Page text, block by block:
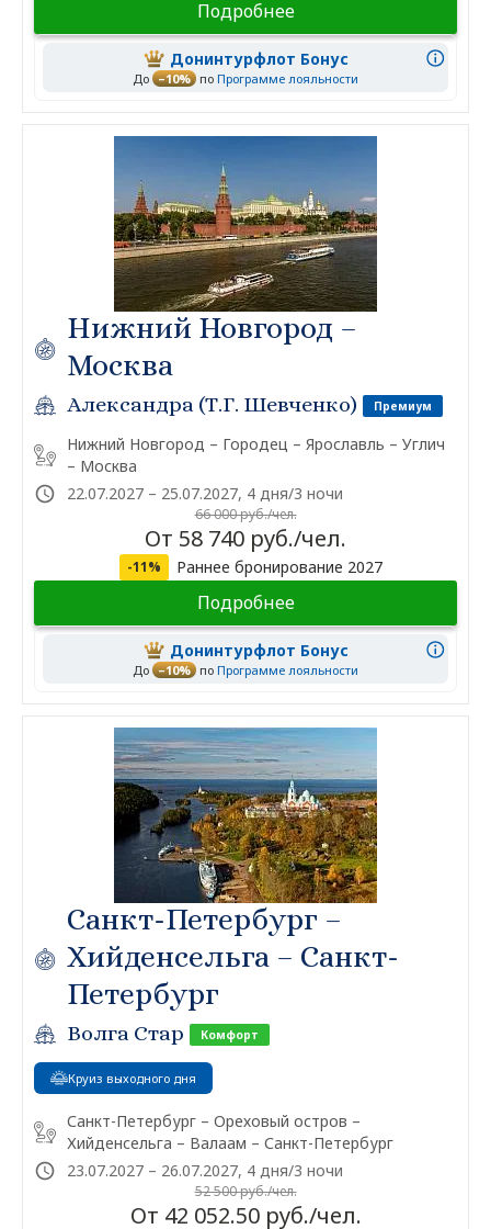
Подробнее
Донинтурфлот Бонус
До –10% по Программе лояльности
Нижний Новгород –
Москва
Александра (Т.Г. Шевченко) Премиум
Нижний Новгород – Городец – Ярославль – Углич
– Москва
22.07.2027 – 25.07.2027, 4 дня/3 ночи
66 000 руб./чел.
От 58 740 руб./чел.
-11% Раннее бронирование 2027
Подробнее
Донинтурфлот Бонус
До –10% по Программе лояльности
Санкт-Петербург –
Хийденсельга – Санкт-
Петербург
Волга Стар Комфорт
Круиз выходного дня
Санкт-Петербург – Ореховый остров –
Хийденсельга – Валаам – Санкт-Петербург
23.07.2027 – 26.07.2027, 4 дня/3 ночи
52 500 руб./чел.
От 42 052.50 руб./чел.